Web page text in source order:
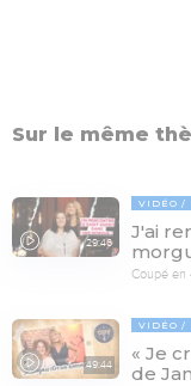
Sur le même
29:46
VIDÉO
J'ai
Coupé en
49:44
VIDÉO
« Je
de